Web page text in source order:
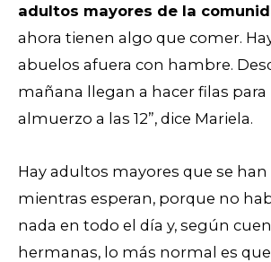
adultos mayores de la
ahora tienen algo que comer.
abuelos afuera con hambre.
mañana llegan a hacer filas para
almuerzo a las 12”, dice Mariela.
Hay adultos mayores que se
mientras esperan, porque no
nada en todo el día y, según
hermanas, lo más normal es